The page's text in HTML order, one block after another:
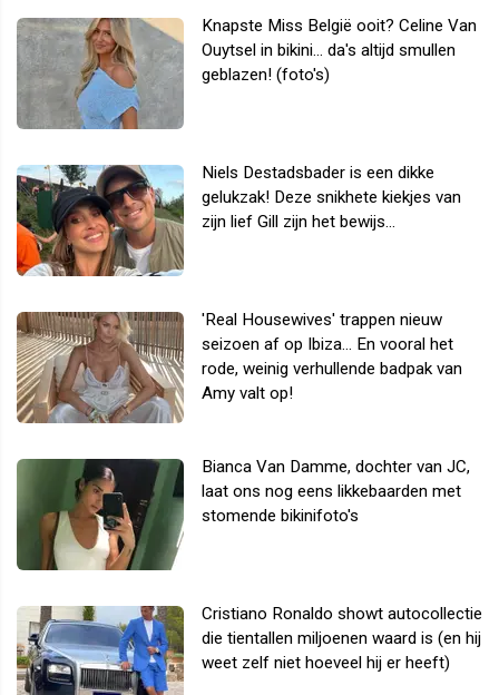
Knapste Miss België ooit? Celine Van
Ouytsel in bikini... da's altijd smullen
geblazen! (foto's)
Niels Destadsbader is een dikke
gelukzak! Deze snikhete kiekjes van
zijn lief Gill zijn het bewijs...
'Real Housewives' trappen nieuw
seizoen af op Ibiza... En vooral het
rode, weinig verhullende badpak van
Amy valt op!
Bianca Van Damme, dochter van JC,
laat ons nog eens likkebaarden met
stomende bikinifoto's
Cristiano Ronaldo showt autocollectie
die tientallen miljoenen waard is (en hij
weet zelf niet hoeveel hij er heeft)